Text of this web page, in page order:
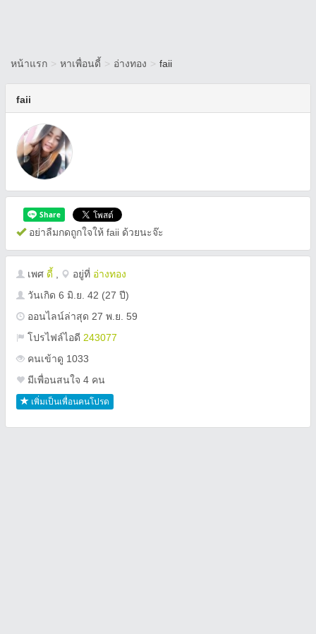
หน้าแรก > หาเพื่อนดี้ > อ่างทอง > faii
faii
อย่าลืมกดถูกใจให้ faii ด้วยนะจ๊ะ
เพศ ดี้ อยู่ที่ อ่างทอง
วันเกิด 6 มิ.ย. 42 (27 ปี)
ออนไลน์ล่าสุด 27 พ.ย. 59
โปรไฟล์ไอดี 243077
คนเข้าดู 1033
มีเพื่อนสนใจ 4 คน
เพิ่มเป็นเพื่อนคนโปรด